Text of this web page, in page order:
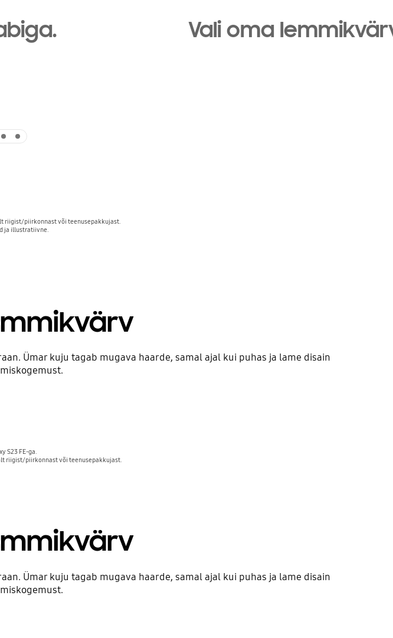
Vali oma
riigist/piirkonnast või teenusepakkujast.
Ümar kuju tagab mugava haarde, samal ajal kui puhas ja lame disain
S23 FE-ga.
riigist/piirkonnast või teenusepakkujast.
Ümar kuju tagab mugava haarde, samal ajal kui puhas ja lame disain